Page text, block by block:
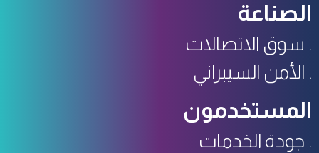
الصناعة
سوق الاتصالات
الأمن السيبراني
المستخدمون
جودة الخدمات